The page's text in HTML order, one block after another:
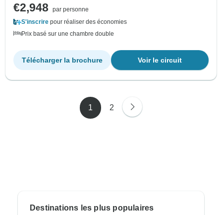
€2,948
par personne
S'inscrire pour réaliser des économies
Prix basé sur une chambre double
Voir le circuit
Télécharger la brochure
1 2
Destinations les plus populaires